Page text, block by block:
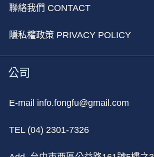
聯絡我們 CONTACT
隱私權政策 PRIVACY POLICY
公司
E-mail info.fongfu@gmail.com
TEL (04) 2301-7326